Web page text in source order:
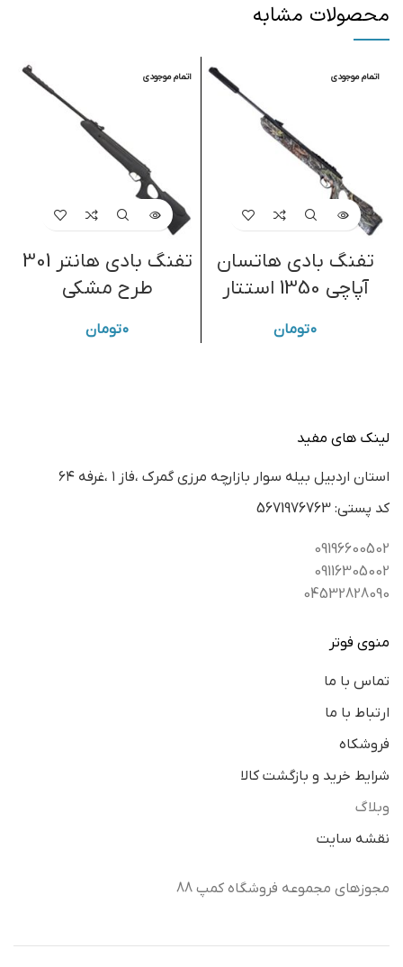
محصولات مشابه
اتمام موجودی
تفنگ بادی هاتسان
آپاچی 1350 استتار
۰تومان
اتمام موجودی
تفنگ بادی هانتر 301
طرح مشکی
۰تومان
لینک های مفید
استان اردبيل بيله سوار بازارچه مرزي گمرك ،فاز ١ ،غرفه ٦٤
كد پستي: 5671976763
09196600502
09116305002
04532828090
منوی فوتر
تماس با ما
ارتباط با ما
فروشکاه
شرایط خرید و بازگشت کالا
وبلاگ
نقشه سایت
مجوزهای مجموعه فروشگاه کمپ 88